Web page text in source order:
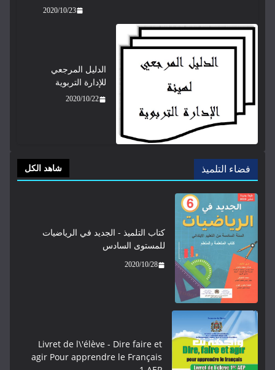
2020/10/23
الدليل المرجعي
للإدارة التربوية
2020/10/22
فضاء التلميذ شاهد الكل
كتاب التلميذ - الجديد في الرياضيات
للمستوى السادس
2020/10/28
Livret de l\'élève - ​​​Dire faire et
agir Pour apprendre le Français